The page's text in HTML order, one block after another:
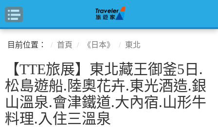
目前位置： 首頁 《日本》 東北
【TTE旅展】東北藏王御釜5日.
松島遊船.陸奧花卉.東光酒造.銀
山溫泉.會津鐵道.大內宿.山形牛
料理.入住三溫泉